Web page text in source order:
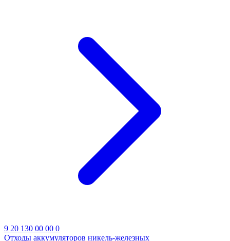
9 20 130 00 00 0
Отходы аккумуляторов никель-железных